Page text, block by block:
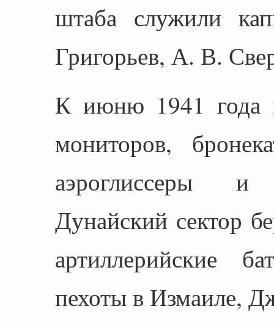
штаба служили
Григорьев, А. В.
К июню 1941 года
мониторов,
аэроглиссеры и
Дунайский сектор
артиллерийские
пехоты в Измаиле,